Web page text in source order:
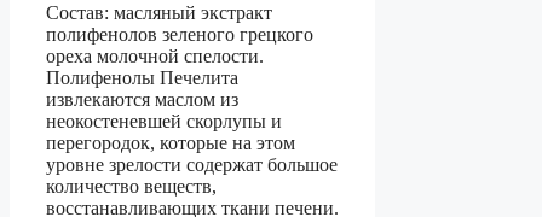
Состав: масляный экстракт
полифенолов зеленого грецкого
ореха молочной спелости.
Полифенолы Печелита
извлекаются маслом из
неокостеневшей скорлупы и
перегородок, которые на этом
уровне зрелости содержат большое
количество веществ,
восстанавливающих ткани печени.